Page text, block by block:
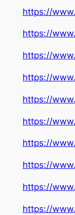
https://
https://
https://
https://
https://
https://
https://
https://
https://
https://